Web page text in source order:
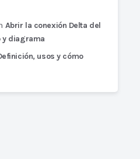
Abrir la conexión Delta del
y diagrama
usos y cómo